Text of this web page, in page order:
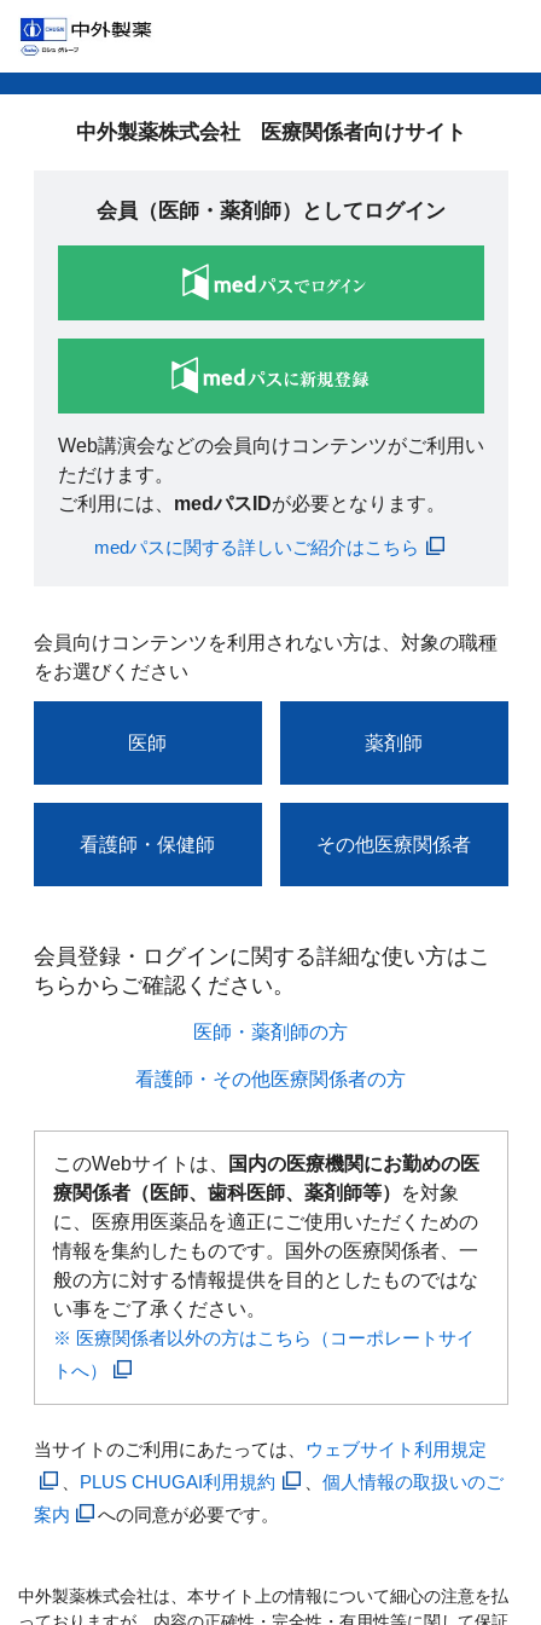
中外製薬株式会社 医療関係者向けサイト
会員（医師・薬剤師）としてログイン
Web講演会などの会員向けコンテンツがご利用い
ただけます。
ご利用には、 medパスIDが必要となります。
medパスに関する詳しいご紹介はこちら
会員向けコンテンツを利用されない方は、対象の職種
をお選びください
医師 薬剤師
看護師・保健師 その他医療関係者
会員登録・ログインに関する詳細な使い方はこ
ちらからご確認ください。​
医師・薬剤師の方​
看護師・その他医療関係者の方​
このWebサイトは、
国内の医療機関にお勤めの医
療関係者（医師、歯科医師、薬剤師等）
を対象
に、医療用医薬品を適正にご使用いただくための
情報を集約したものです。国外の医療関係者、一
般の方に対する情報提供を目的としたものではな
い事をご了承ください。
※ 医療関係者以外の方はこちら（コーポレートサイ
トへ）
当サイトのご利用にあたっては、 ウェブサイト利用規定
PLUS CHUGAI利用規約
個人情報の取扱いのご
案内
への同意が必要です。
中外製薬株式会社は、本サイト上の情報について細心の注意を払
っておりますが、内容の正確性・完全性・有用性等に関して保証